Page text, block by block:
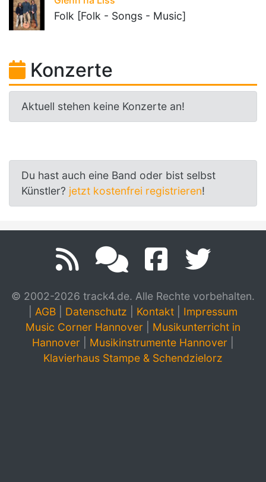
Folk [Folk - Songs - Music]
Konzerte
Aktuell stehen keine Konzerte an!
Du hast auch eine Band oder bist selbst
Künstler? jetzt kostenfrei registrieren!
© 2002-2026 track4.de. Alle Rechte vorbehalten.
AGB Datenschutz Kontakt
Impressum
Music Corner Hannover
Musikunterricht in
Hannover
Musikinstrumente Hannover
Klavierhaus Stampe & Schendzielorz